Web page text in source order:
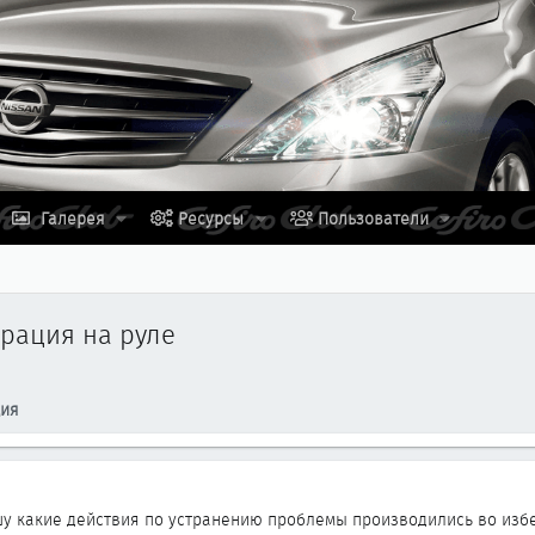
Галерея Ресурсы Пользователи
на руле
какие действия по устранению проблемы производились во